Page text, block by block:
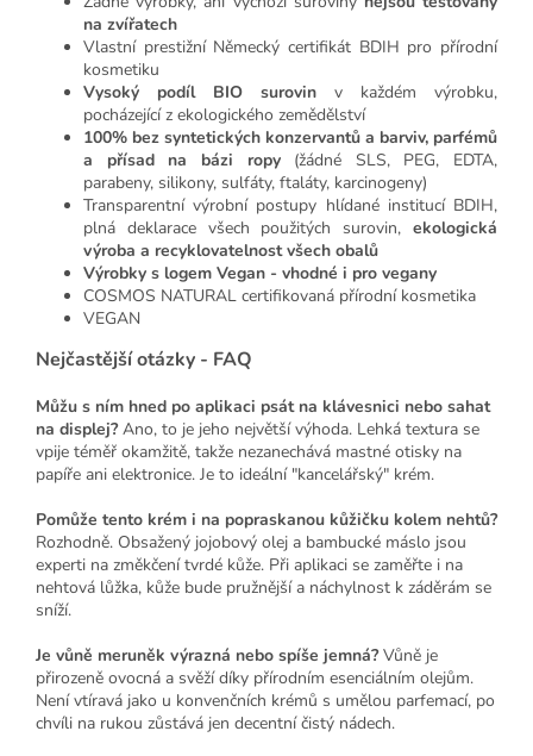
na zvířatech
Vlastní prestižní Německý certifikát BDIH pro přírodní
kosmetiku
Vysoký podíl BIO surovin
v každém výrobku,
pocházející z ekologického zemědělství
100% bez syntetických konzervantů a barviv, parfémů
a přísad na bázi ropy
(žádné SLS, PEG, EDTA,
parabeny, silikony, sulfáty, ftaláty, karcinogeny)
Transparentní výrobní postupy hlídané institucí BDIH,
plná deklarace všech použitých surovin, ekologická
výroba a recyklovatelnost všech obalů
Výrobky s logem Vegan - vhodné i pro vegany
COSMOS NATURAL certifikovaná přírodní kosmetika
VEGAN
Nejčastější otázky - FAQ
Můžu s ním hned po aplikaci psát na klávesnici nebo sahat
na displej?Ano, to je jeho největší výhoda. Lehká textura se
vpije téměř okamžitě, takže nezanechává mastné otisky na
papíře ani elektronice. Je to ideální "kancelářský" krém.
Pomůže tento krém i na popraskanou kůžičku kolem nehtů?
Rozhodně. Obsažený jojobový olej a bambucké máslo jsou
experti na změkčení tvrdé kůže. Při aplikaci se zaměřte i na
nehtová lůžka, kůže bude pružnější a náchylnost k záděrám se
sníží.
Je vůně meruněk výrazná nebo spíše jemná?Vůně je
přirozeně ovocná a svěží díky přírodním esenciálním olejům.
Není vtíravá jako u konvenčních krémů s umělou parfemací, po
chvíli na rukou zůstává jen decentní čistý nádech.